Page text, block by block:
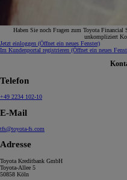
Haben Sie noch Fragen zum Toyota
unkompliziert
Jetzt einloggen (Öffnet ein neues Fenster)
Im Kundenportal registrieren (Öffnet ein neues
Telefon
+49 2234 102-10
E-Mail
tfs@toyota-fs.com
Adresse
Toyota Kreditbank GmbH
Toyota-Allee 5
50858 Köln